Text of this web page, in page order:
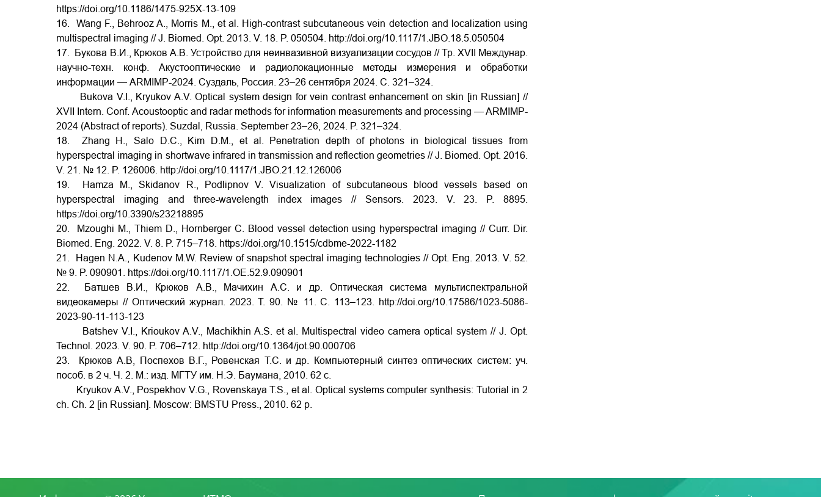
https://doi.org/10.1186/1475-925X-13-109
16. Wang F., Behrooz A., Morris M., et al. High-contrast subcutaneous vein detection and localization using
multispectral imaging // J. Biomed. Opt. 2013. V. 18. P. 050504. http://doi.org/10.1117/1.JBO.18.5.050504
17. Букова В.И., Крюков А.В. Устройство для неинвазивной визуализации сосудов // Тр. XVII Междунар.
научно-техн. конф. Акустооптические и радиолокационные методы измерения и обработки
информации — ARMIMP-2024. Суздаль, Россия. 23–26 сентября 2024. С. 321–324.
Bukova V.I., Kryukov A.V. Optical system design for vein contrast enhancement on skin [in Russian] //
XVII Intern. Conf. Acoustooptic and radar methods for information measurements and processing — ARMIMP-
2024 (Abstract of reports). Suzdal, Russia. September 23–26, 2024. P. 321–324.
18. Zhang H., Salo D.C., Kim D.M., et al. Penetration depth of photons in biological tissues from
hyperspectral imaging in shortwave infrared in transmission and reflection geometries // J. Biomed. Opt. 2016.
V. 21. № 12. P. 126006. http://doi.org/10.1117/1.JBO.21.12.126006
19. Hamza M., Skidanov R., Podlipnov V. Visualization of subcutaneous blood vessels based on
hyperspectral imaging and three-wavelength index images // Sensors. 2023. V. 23. P. 8895.
https://doi.org/10.3390/s23218895
20. Mzoughi M., Thiem D., Hornberger C. Blood vessel detection using hyperspectral imaging // Curr. Dir.
Biomed. Eng. 2022. V. 8. P. 715–718. https://doi.org/10.1515/cdbme-2022-1182
21. Hagen N.A., Kudenov M.W. Review of snapshot spectral imaging technologies // Opt. Eng. 2013. V. 52.
№ 9. P. 090901. https://doi.org/10.1117/1.OE.52.9.090901
22. Батшев В.И., Крюков А.В., Мачихин А.С. и др. Оптическая система мультиспектральной
видеокамеры // Оптический журнал. 2023. Т. 90. № 11. С. 113–123.
http://doi.org/10.17586/1023-5086-
2023-90-11-113-123
Batshev V.I., Krioukov A.V., Machikhin A.S. et al. Multispectral video camera optical system // J. Opt.
Technol. 2023. V. 90. P. 706–712. http://doi.org/10.1364/jot.90.000706
23. Крюков А.В, Поспехов В.Г., Ровенская Т.С. и др.
Компьютерный синтез оптических систем: уч.
пособ. в 2 ч. Ч. 2. М.: изд. МГТУ им. Н.Э. Баумана, 2010. 62 с.
Kryukov A.V., Pospekhov V.G., Rovenskaya T.S., et al.Optical systems computer synthesis: Tutorial in 2
ch. Ch. 2 [in Russian]. Moscow: BMSTU Press., 2010. 62 p.